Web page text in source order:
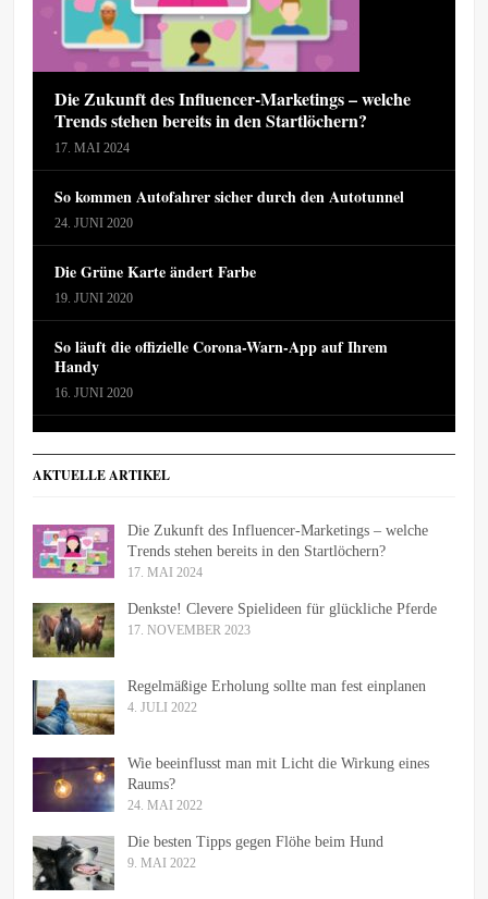
Die Zukunft des Influencer-Marketings – welche
Trends stehen bereits in den Startlöchern?
17. MAI 2024
So kommen Autofahrer sicher durch den Autotunnel
24. JUNI 2020
Die Grüne Karte ändert Farbe
19. JUNI 2020
So läuft die offizielle Corona-Warn-App auf Ihrem
Handy
16. JUNI 2020
AKTUELLE ARTIKEL
Die Zukunft des Influencer-Marketings – welche
Trends stehen bereits in den Startlöchern?
17. MAI 2024
Denkste! Clevere Spielideen für glückliche Pferde
17. NOVEMBER 2023
Regelmäßige Erholung sollte man fest einplanen
4. JULI 2022
Wie beeinflusst man mit Licht die Wirkung eines
Raums?
24. MAI 2022
Die besten Tipps gegen Flöhe beim Hund
9. MAI 2022